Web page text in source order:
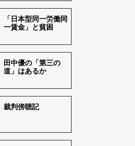
「日本型同一労働同
一賃金」と貧困
田中優の「第三の
道」はあるか
裁判傍聴記